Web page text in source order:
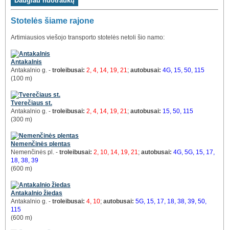
Stotelės šiame rajone
Artimiausios viešojo transporto stotelės netoli šio namo:
Antakalnis
Antakalnio g. - troleibusai: 2, 4, 14, 19, 21; autobusai: 4G, 15, 50, 115
(100 m)
Tverečiaus st.
Antakalnio g. - troleibusai: 2, 4, 14, 19, 21; autobusai: 15, 50, 115
(300 m)
Nemenčinės plentas
Nemenčinės pl. - troleibusai: 2, 10, 14, 19, 21; autobusai: 4G, 5G, 15, 17,
18, 38, 39
(600 m)
Antakalnio žiedas
Antakalnio g. - troleibusai: 4, 10; autobusai: 5G, 15, 17, 18, 38, 39, 50,
115
(600 m)